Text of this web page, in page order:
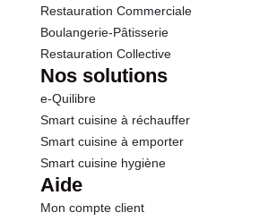
Restauration Commerciale
Boulangerie-Pâtisserie
Restauration Collective
Nos solutions
e-Quilibre
Smart cuisine à réchauffer
Smart cuisine à emporter
Smart cuisine hygiène
Aide
Mon compte client